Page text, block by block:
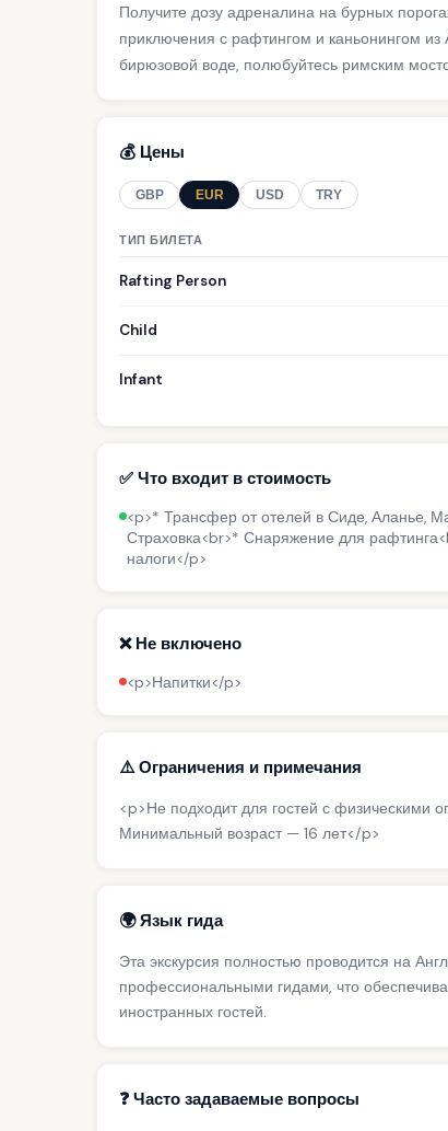
Получите дозу адреналина на бурных
приключения с рафтингом и каньонингом из
бирюзовой воде, полюбуйтесь римским
💰 Цены
GBP EUR USD TRY
ТИП БИЛЕТА
Rafting Person
Child
Infant
✅ Что входит в стоимость
<p>* Трансфер от отелей в Сиде, Аланье,
Страховка<br>* Снаряжение для
налоги</p>
❌ Не включено
<p>Напитки</p>
⚠️ Ограничения и примечания
<p>Не подходит для гостей с физическими
Минимальный возраст — 16 лет</p>
🌍 Язык гида
Эта экскурсия полностью проводится на
профессиональными гидами, что
иностранных гостей.
❓ Часто задаваемые вопросы